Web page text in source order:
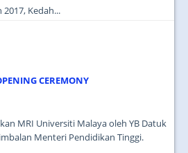
Kedah...
CEREMONY
MRI Universiti Malaya oleh YB Datuk
Menteri Pendidikan Tinggi.